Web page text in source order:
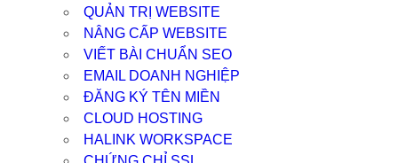
QUẢN TRỊ WEBSITE
NÂNG CẤP WEBSITE
VIẾT BÀI CHUẨN SEO
EMAIL DOANH NGHIỆP
ĐĂNG KÝ TÊN MIỀN
CLOUD HOSTING
HALINK WORKSPACE